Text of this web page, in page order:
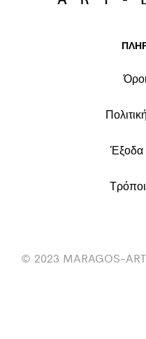
Έξοδα
© 2023 MARAGOS-